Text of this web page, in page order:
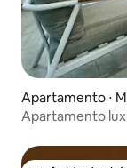
Apartamento ⋅
Apartamento